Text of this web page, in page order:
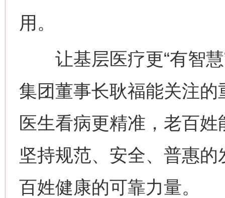
用。
让基层医疗更“有智慧
集团董事长耿福能关注的
医生看病更精准，老百
坚持规范、安全、普惠
百姓健康的可靠力量。